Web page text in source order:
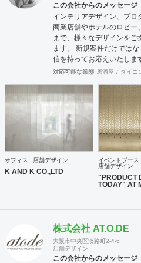
この会社からのメッセージ
インテリアデザイン、プロ
商業店舗やホテルのロビー
まで、様々なデザインを
ます。 新規案件だけでは
信を持ってお応えいたしま
対応可能な業態 居酒屋 ダイニ
オフィス 店舗デザイン
K AND K CO.,LTD
イベントブース
店舗デザイン
"PRODUCT
TODAY" AT
株式会社 AT.O.DE
大阪市中央区淡路町2-4-6
店舗デザイン
この会社からのメッセージ